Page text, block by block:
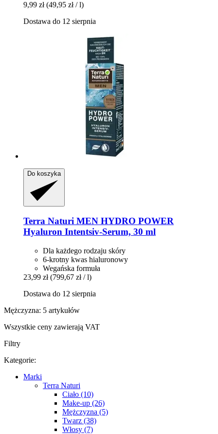
9,99 zł (49,95 zł / l)
Dostawa do 12 sierpnia
Do koszyka
Terra Naturi MEN HYDRO POWER
Hyaluron Intentsiv-​Serum, 30 ml
Dla każdego rodzaju skóry
6-krotny kwas hialuronowy
Wegańska formuła
23,99 zł (799,67 zł / l)
Dostawa do 12 sierpnia
Mężczyzna: 5 artykułów
Wszystkie ceny zawierają VAT
Filtry
Kategorie:
Marki
Terra Naturi
Ciało (10)
Make-up (26)
Mężczyzna (5)
Twarz (38)
Włosy (7)